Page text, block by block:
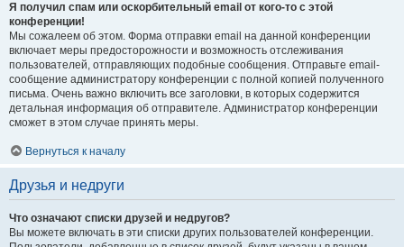
Я получил спам или оскорбительный email от кого-то с этой
конференции!
Мы сожалеем об этом. Форма отправки email на данной конференции
включает меры предосторожности и возможность отслеживания
пользователей, отправляющих подобные сообщения. Отправьте email-
сообщение администратору конференции с полной копией полученного
письма. Очень важно включить все заголовки, в которых содержится
детальная информация об отправителе. Администратор конференции
сможет в этом случае принять меры.
Вернуться к началу
Друзья и недруги
Что означают списки друзей и недругов?
Вы можете включать в эти списки других пользователей конференции.